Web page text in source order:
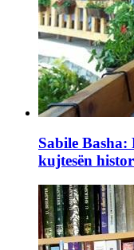
Sabile Basha:
kujtesën